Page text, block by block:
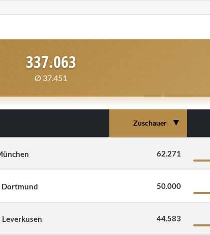
337.063
Ø 37.451
Zuschauer ▼
62.271
Dortmund 50.000
Leverkusen 44.583